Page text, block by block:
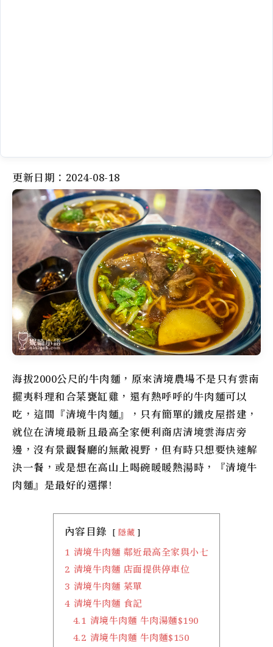
更新日期：2024-08-18
海拔2000公尺的牛肉麵，原來清境農場不是只有雲南
擺夷料理和合菜甕缸雞，還有熱呼呼的牛肉麵可以
吃，這間『清境牛肉麵』
，只有簡單的鐵皮屋搭建，
就位在清境最新且最高全家便利商店清境雲海店旁
邊，沒有景觀餐廳的無敵視野，但有時只想要快速解
決一餐，或是想在高山上喝碗暖暖熱湯時，『清境牛
肉麵』 是最好的選擇!
內容目錄 隱藏
1 清境牛肉麵 鄰近最高全家與小七
2 清境牛肉麵 店面提供停車位
3 清境牛肉麵 菜單
4 清境牛肉麵 食記
4.1 清境牛肉麵 牛肉湯麵$190
4.2 清境牛肉麵 牛肉麵$150